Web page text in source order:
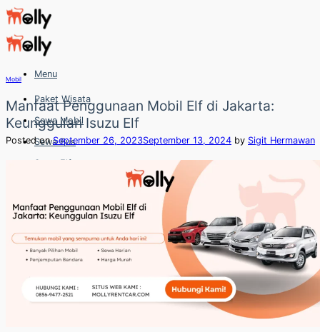
Skip
to
content
Menu
Paket Wisata
Sewa Mobil
Sewa Bus
Sewa Elf
Hubungi
Mobil
Manfaat Penggunaan Mobil Elf di Jakarta:
Keunggulan Isuzu Elf
Posted onSeptember 26, 2023September 13, 2024 by Sigit Hermawan